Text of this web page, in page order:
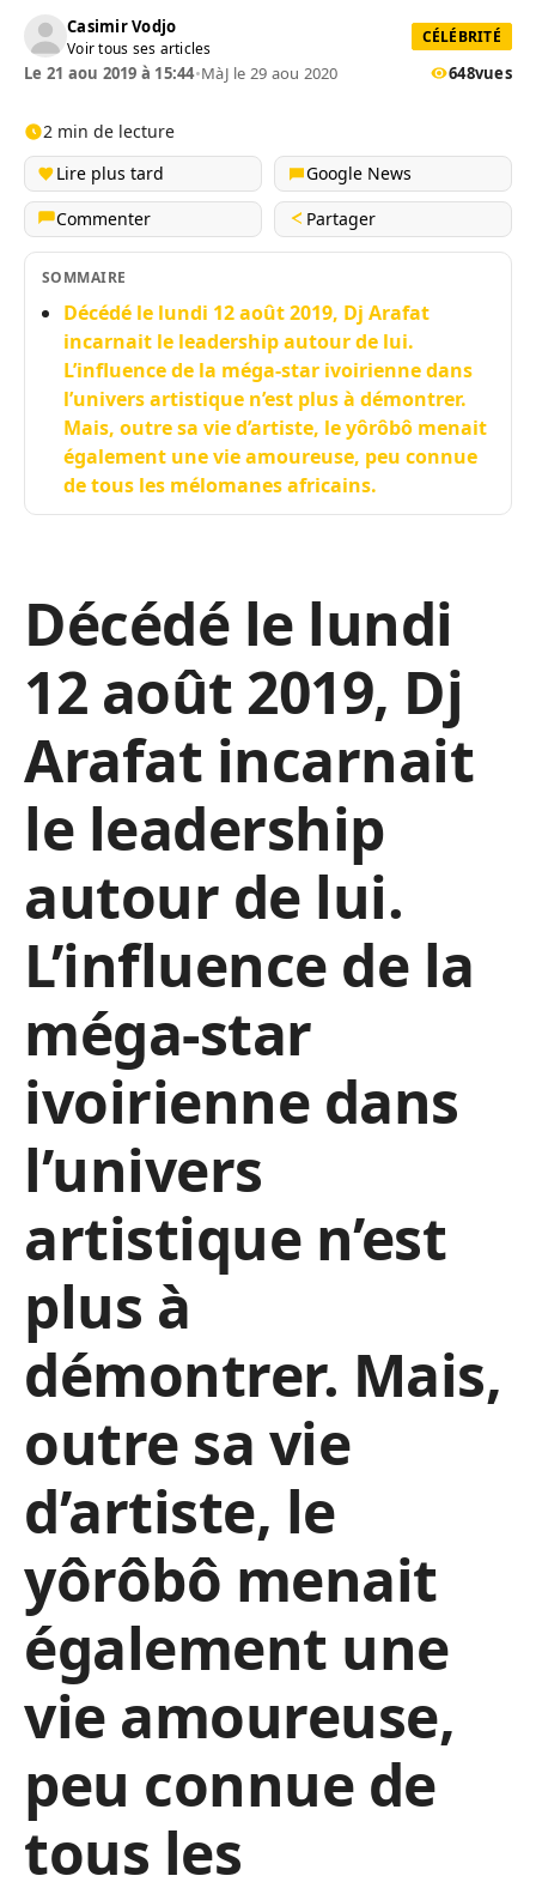
Casimir Vodjo
Voir tous ses articles
CÉLÉBRITÉ
Le 21 aou 2019 à 15:44•MàJ le 29 aou 2020 648vues
2 min de lecture
Lire plus tard
Google News
Commenter
Partager
SOMMAIRE
Décédé le lundi 12 août 2019, Dj Arafat
incarnait le leadership autour de lui.
L’influence de la méga-star ivoirienne dans
l’univers artistique n’est plus à démontrer.
Mais, outre sa vie d’artiste, le yôrôbô menait
également une vie amoureuse, peu connue
de tous les mélomanes africains.
Décédé le lundi
12 août 2019, Dj
Arafat incarnait
le leadership
autour de lui.
L’influence de la
méga-star
ivoirienne dans
l’univers
artistique n’est
plus à
démontrer. Mais,
outre sa vie
d’artiste, le
yôrôbô menait
également une
vie amoureuse,
peu connue de
tous les